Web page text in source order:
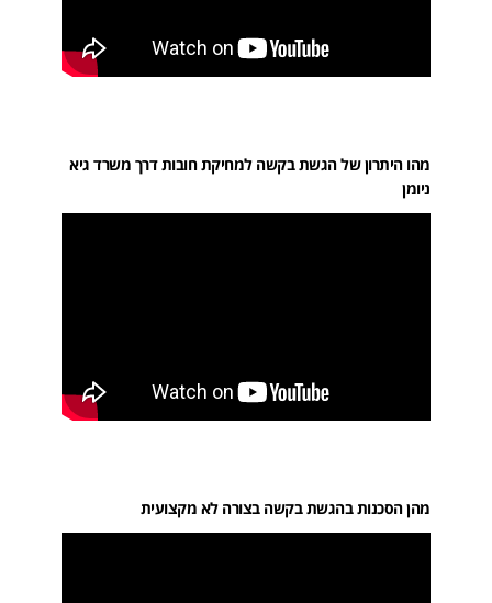
מהו היתרון של הגשת בקשה למחיקת חובות דרך משרד גיא
ניומן
מהן הסכנות בהגשת בקשה בצורה לא מקצועית